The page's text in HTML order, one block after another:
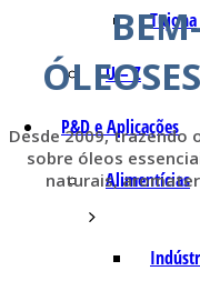
Tujona
U – Z
P&D e Aplicações
Alimentícias
Desde 2009, trazendo
sobre óleos
naturais,